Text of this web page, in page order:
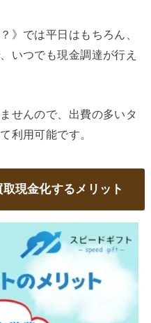
》では平日はもちろん、
いつでも現金調達が行え
せんので、出費の多いタ
利用可能です。
現金化するメリット